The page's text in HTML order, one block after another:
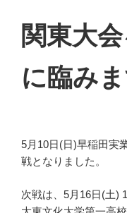
関東大
に臨みま
5月10日(日)早稲田実
戦となりました。
次戦は、5月16日(土)